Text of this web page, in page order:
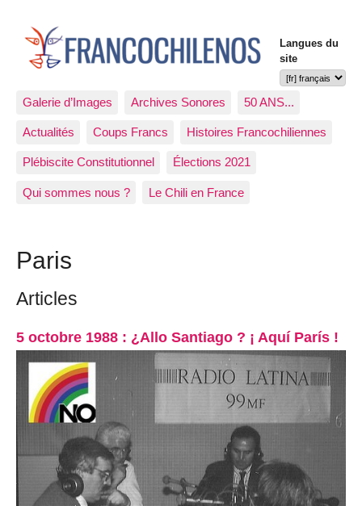
Langues du
site
Galerie d’Images Archives Sonores 50 ANS...
Actualités Coups Francs Histoires Francochiliennes
Plébiscite Constitutionnel Élections 2021
Qui sommes nous ? Le Chili en France
Paris
Articles
5 octobre 1988 : ¿Allo Santiago ? ¡ Aquí París !